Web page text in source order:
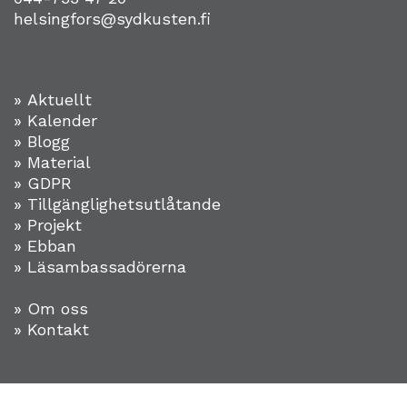
helsingfors@sydkusten.fi
» Aktuellt
» Kalender
» Blogg
» Material
» GDPR
» Tillgänglighetsutlåtande
» Projekt
» Ebban
» Läsambassadörerna
» Om oss
» Kontakt